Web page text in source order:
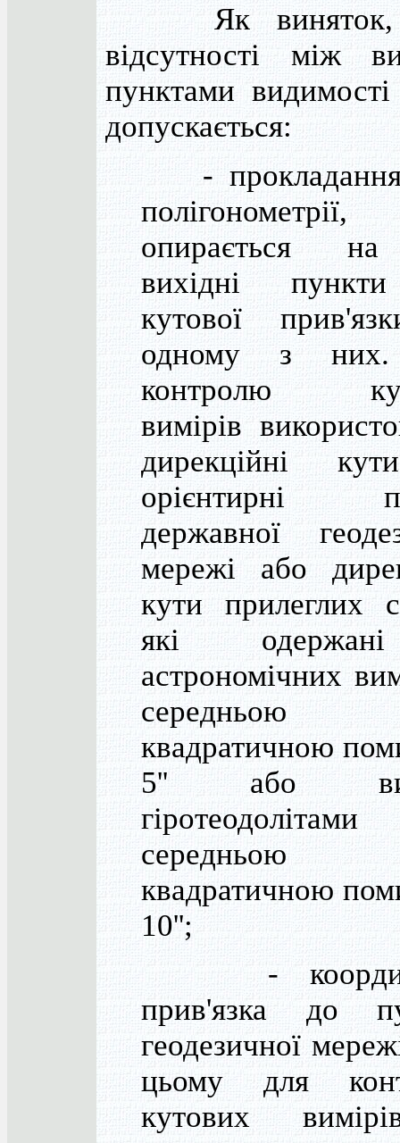
Як виняток,
відсутності між
пунктами
допускається:
- прокладання
опирається
вихідні
кутової
одному з
контролю
вимірів
дирекційні
орієнтирні
державної
мережі або
кути прилеглих
які
астрономічних
середньою
квадратичною
5'' або
середньою
квадратичною
10'';
-
прив'язка до
геодезичної
цьому для
кутових